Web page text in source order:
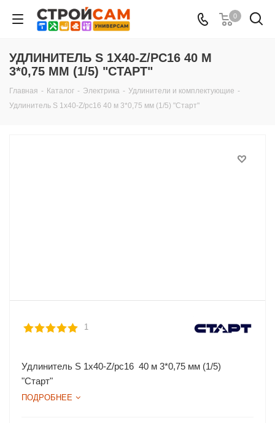
0
УДЛИНИТЕЛЬ S 1Х40-Z/РС16 40 М
3*0,75 ММ (1/5) "СТАРТ"
Главная - Каталог - Электрика - Удлинители и комплектующие -
Удлинитель S 1х40-Z/рс16 40 м 3*0,75 мм (1/5) "Старт"
1
Удлинитель S 1х40-Z/рс16 40 м 3*0,75 мм (1/5)
"Старт"
ПОДРОБНЕЕ